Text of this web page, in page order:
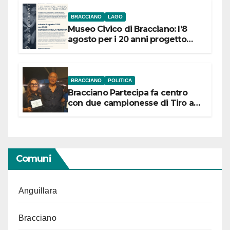
BRACCIANO LAGO
Museo Civico di Bracciano: l’8
agosto per i 20 anni progetto
BRACCIANO POLITICA
Bracciano Partecipa fa centro
con due campionesse di Tiro a
Comuni
Anguillara
Bracciano